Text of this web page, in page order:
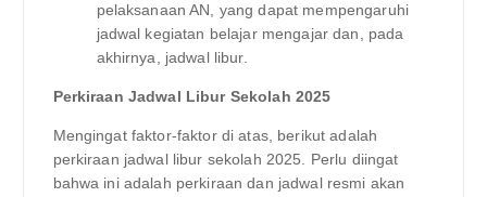
pelaksanaan AN, yang dapat mempengaruhi
jadwal kegiatan belajar mengajar dan, pada
akhirnya, jadwal libur.
Perkiraan Jadwal Libur Sekolah 2025
Mengingat faktor-faktor di atas, berikut adalah
perkiraan jadwal libur sekolah 2025. Perlu diingat
bahwa ini adalah perkiraan dan jadwal resmi akan